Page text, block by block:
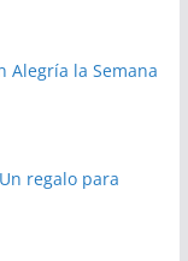
Alegría la Semana
Un regalo para